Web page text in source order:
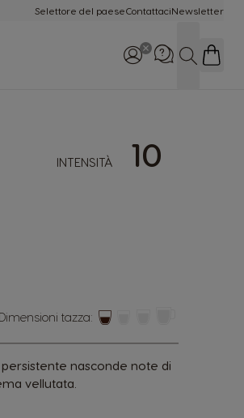
Selettore del paeseContattaciNewsletter
Chiamaci: 800-365234
Cerca
INTENSITÀ 10
Dimensioni tazza:
nasconde note di
vellutata.